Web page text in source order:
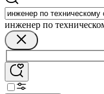
инженер по